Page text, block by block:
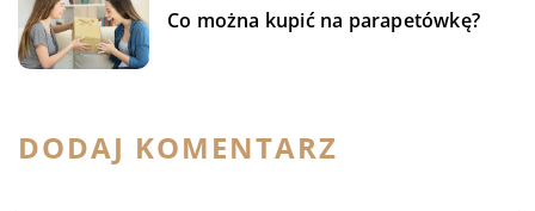
Co można kupić na parapetówkę?
DODAJ KOMENTARZ